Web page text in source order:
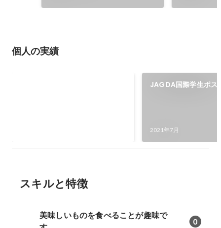
個人の実績
JAGDA国際学生ポス
2021年7月
スキルと特徴
美味しいものを食べることが趣味で
0